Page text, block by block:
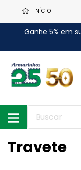
INÍCIO
Ganhe 5% em
Travete